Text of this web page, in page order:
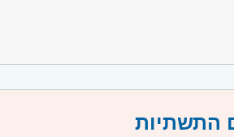
בקעת אונו וגבעת שמואל,
התשתיות